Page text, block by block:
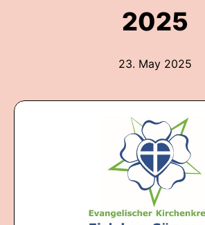
2025
23. May 2025